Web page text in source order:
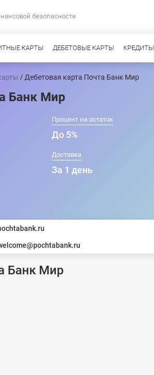
безопасности
КАРТЫ ДЕБЕТОВЫЕ КАРТЫ КРЕДИТЫ
/ Дебетовая карта Почта Банк Мир
Банк Мир
Процент на остаток
До 5%
Доставка
За 1 день
Банк Мир